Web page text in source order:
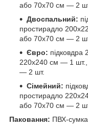
або 70х70 см — 2
Двоспальний:
простирадло
або 70х70 см — 2
Євро:
220х240 см — 1
— 2 шт.
Сімейний:
простирадло
або 70х70 см — 2
Паковання: ПВХ-сумка